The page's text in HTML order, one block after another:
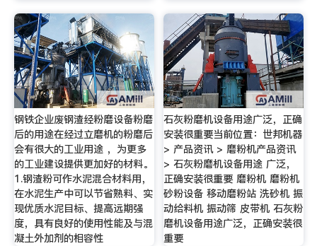
钢铁企业废钢渣经粉磨设备粉磨
后的用途在经过立磨机的粉磨后
会有很大的工业用途 ，为更多
的工业建设提供更加好的材料。
1.钢渣粉可作水泥混合材料用，
在水泥生产中可以节省熟料、实
现优质水泥目标、提高远期强
度，具有良好的使用性能及与混
凝土外加剂的相容性
石灰粉磨机设备用途广泛，正确
安装很重要当前位置：世邦机器
> 产品资讯 > 磨粉机产品资讯
> 石灰粉磨机设备用途 广泛，
正确安装很重要 磨粉机 磨粉机
砂粉设备 移动磨粉站 洗砂机 振
动给料机 振动筛 皮带机 石灰粉
磨机设备用途广泛，正确安装很
重要